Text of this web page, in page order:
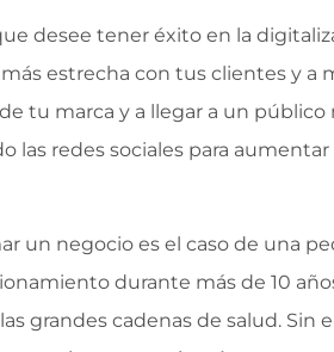
desee tener éxito en la
estrecha con tus clientes y a
tu marca y a llegar a un público
las redes sociales para
un negocio es el caso de una
durante más de 10
grandes cadenas de salud. Sin